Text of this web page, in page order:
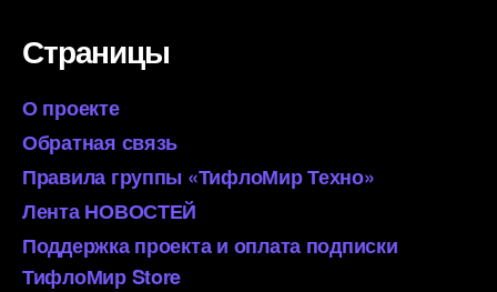
Страницы
О проекте
Обратная связь
Правила группы «ТифлоМир Техно»
Лента НОВОСТЕЙ
Поддержка проекта и оплата подписки
ТифлоМир Store